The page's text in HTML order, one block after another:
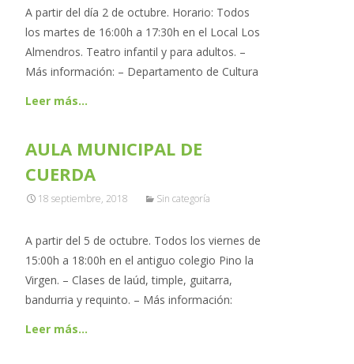
A partir del día 2 de octubre. Horario: Todos
los martes de 16:00h a 17:30h en el Local Los
Almendros. Teatro infantil y para adultos. –
Más información: – Departamento de Cultura
Leer más…
AULA MUNICIPAL DE
CUERDA
18 septiembre, 2018 Sin categoría
A partir del 5 de octubre. Todos los viernes de
15:00h a 18:00h en el antiguo colegio Pino la
Virgen. – Clases de laúd, timple, guitarra,
bandurria y requinto. – Más información:
Leer más…